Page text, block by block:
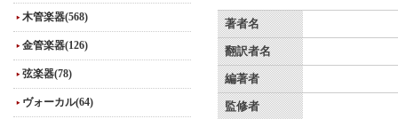
木管楽器(568)
金管楽器(126)
弦楽器(78)
ヴォーカル(64)
著者名
翻訳者名
編著者
監修者